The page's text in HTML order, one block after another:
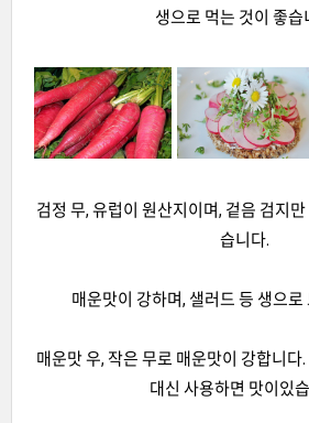
생으로 먹는 것이 좋습
검정 무, 유럽이 원산지이며, 겉음 검지
습니다.
매운맛이 강하며, 샐러드 등 생으로
매운맛 우, 작은 무로 매운맛이 강합니다
대신 사용하면 맛이있